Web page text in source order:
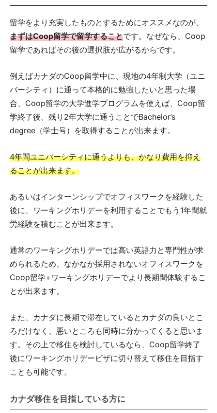
留学をより充実したものとするためにオススメなのが、
まずはCoop留学で留学することです。なぜなら、Coop
留学であればその後の選択肢が広がるからです。
例えばカナダのCoop留学中に、現地の4年制大学（ユニ
バーシティ）に通って本格的に勉強したいと思った場
合、Coop留学の大学進学プログラムを使えば、Coop留
学終了後、残り2年大学に通うことでBachelor’s
degree（学士号）を取得することが出来ます。
4年間ユニバーシティに通うよりも、かなり費用を抑え
ることが出来ます。
あるいはインターンシップでオフィスワークを経験した
後に、ワーキングホリデーを利用することでもう1年間就
労経験を積むことが出来ます。
通常のワーキングホリデーでは高い英語力と専門性が求
められるため、なかなか採用されないオフィスワークを
Coop留学+ワーキングホリデーでより長期間体験するこ
とが出来ます。
また、カナダに長期で滞在しているとカナダの良いとこ
ろだけなく、悪いところも同時に分かってくると思いま
す。その上で移住を検討しているなら、Coop留学終了
後にワーキングホリデービザに切り替えて移住を目指す
ことも可能です。
カナダ移住を目指している方に